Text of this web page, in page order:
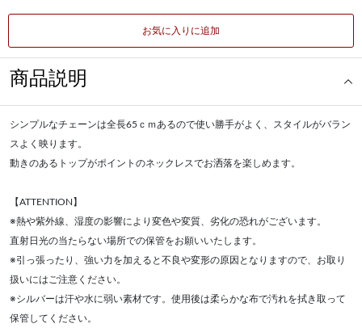
お気に入りに追加
商品説明
シンプルなチェーンは全長65ｃｍあるので使い勝手がよく、スタイルがバラン
スよく映ります。
動きのあるトップがポイントのネックレスでお洒落を楽しめます。
【ATTENTION】
※熱や紫外線、湿度の影響により変色や変質、劣化の恐れがございます。
直射日光の当たらない場所での保管をお願いいたします。
※引っ張ったり、強い力を加えると不良や変形の原因となりますので、お取り
扱いにはご注意ください。
※シルバーは汗や水に弱い素材です。使用後は柔らかな布で汚れを拭き取って
保管してください。